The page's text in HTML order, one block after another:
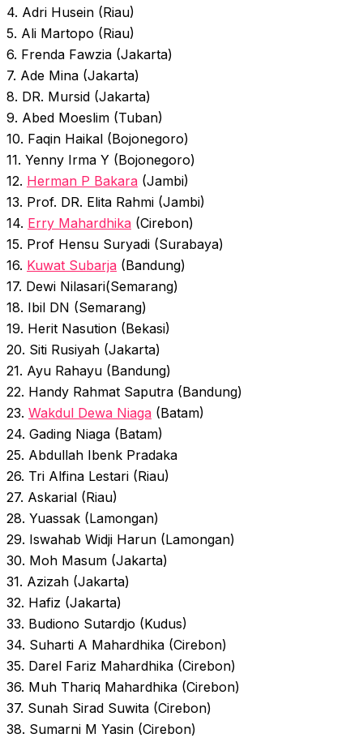
4. Adri Husein (Riau)
5. Ali Martopo (Riau)
6. Frenda Fawzia (Jakarta)
7. Ade Mina (Jakarta)
8. DR. Mursid (Jakarta)
9. Abed Moeslim (Tuban)
10. Faqin Haikal (Bojonegoro)
11. Yenny Irma Y (Bojonegoro)
12. Herman P Bakara (Jambi)
13. Prof. DR. Elita Rahmi (Jambi)
14. Erry Mahardhika (Cirebon)
15. Prof Hensu Suryadi (Surabaya)
16. Kuwat Subarja (Bandung)
17. Dewi Nilasari(Semarang)
18. Ibil DN (Semarang)
19. Herit Nasution (Bekasi)
20. Siti Rusiyah (Jakarta)
21. Ayu Rahayu (Bandung)
22. Handy Rahmat Saputra (Bandung)
23. Wakdul Dewa Niaga (Batam)
24. Gading Niaga (Batam)
25. Abdullah Ibenk Pradaka
26. Tri Alfina Lestari (Riau)
27. Askarial (Riau)
28. Yuassak (Lamongan)
29. Iswahab Widji Harun (Lamongan)
30. Moh Masum (Jakarta)
31. Azizah (Jakarta)
32. Hafiz (Jakarta)
33. Budiono Sutardjo (Kudus)
34. Suharti A Mahardhika (Cirebon)
35. Darel Fariz Mahardhika (Cirebon)
36. Muh Thariq Mahardhika (Cirebon)
37. Sunah Sirad Suwita (Cirebon)
38. Sumarni M Yasin (Cirebon)